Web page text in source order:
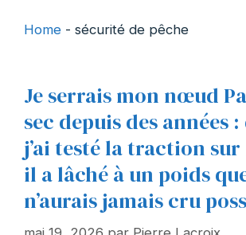
Home - sécurité de pêche
Je serrais mon nœud
sec depuis des années
j’ai testé la traction
il a lâché à un poids
n’aurais jamais cru